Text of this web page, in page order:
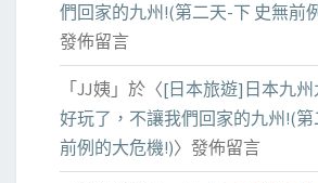
們回家的九州!(第二天-下 史無前
發佈留言
「 JJ姨 」於〈[日本旅遊]日本九
好玩了，不讓我們回家的九州!(第
前例的大危機!)〉發佈留言